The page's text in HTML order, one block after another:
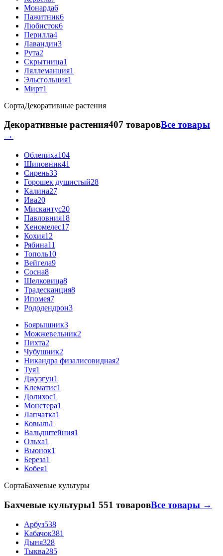
Монарда6
Пажитник6
Любисток6
Перилла4
Лавандин3
Рута2
Скрытница1
Ляллеманция1
Эльсгольция1
Мирт1
СортаДекоративные растения
Декоративные растения407 товаровВсе товары
→
Облепиха104
Шиповник41
Сирень33
Горошек душистый28
Калина27
Ива20
Мискантус20
Павловния18
Хеномелес17
Кохия12
Рябина11
Тополь10
Вейгела9
Сосна8
Шелковица8
Традесканция8
Ипомея7
Рододендрон3
Боярышник3
Можжевельник2
Пихта2
Чубушник2
Никандра физалисовидная2
Туя1
Джузгун1
Клематис1
Долихос1
Монстера1
Лапчатка1
Ковыль1
Вальдштейния1
Ольха1
Вьюнок1
Береза1
Кобея1
СортаБахчевые культуры
Бахчевые культуры1 551 товаровВсе товары →
Арбуз538
Кабачок381
Дыня328
Тыква285